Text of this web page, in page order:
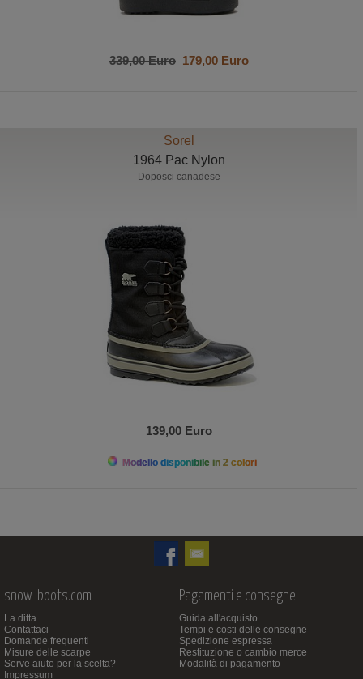
339,00 Euro179,00 Euro
Sorel
1964 Pac Nylon
Doposci canadese
139,00 Euro
Modello disponibile in 2 colori
snow-boots.com
La ditta
Contattaci
Domande frequenti
Misure delle scarpe
Serve aiuto per la scelta?
Impressum
Pagamenti e consegne
Guida all'acquisto
Tempi e costi delle consegne
Spedizione espressa
Restituzione o cambio merce
Modalità di pagamento